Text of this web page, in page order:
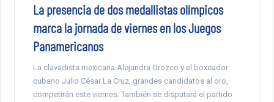
La presencia de dos medallistas olímpicos
marca la jornada de viernes en los Juegos
Panamericanos
La clavadista mexicana Alejandra Orozco y el boxeador
cubano Julio César La Cruz, grandes candidatos al oro,
competirán este viernes. También se disputará el partido